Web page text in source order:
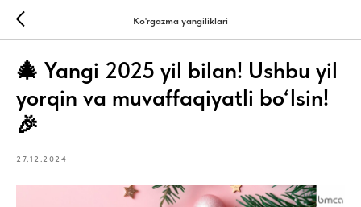
Ko'rgazma yangiliklari
🎄 Yangi 2025 yil bilan! Ushbu yil
yorqin va muvaffaqiyatli bo‘lsin!
🎉
27.12.2024